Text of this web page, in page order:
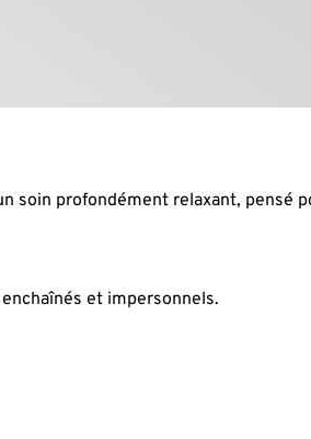
soin profondément relaxant, pensé
et impersonnels.